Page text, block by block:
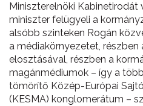
Miniszterelnöki
miniszter felügyeli a
alsóbb szinteken Rogán
a médiakörnyezetet, részben
elosztásával, részben a
magánmédiumok – így a
tömörítő Közép-Európai
(KESMA) konglomerátum –